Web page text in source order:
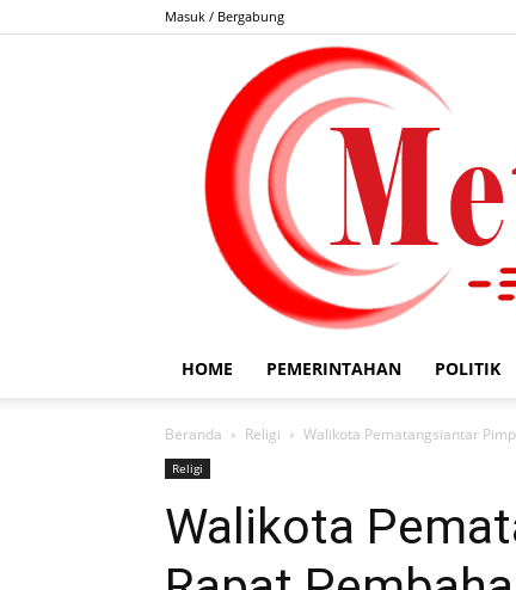
Masuk / Bergabung
HOME PEMERINTAHAN POLITIK
Beranda Religi Walikota Pematangsiantar
Religi
Walikota